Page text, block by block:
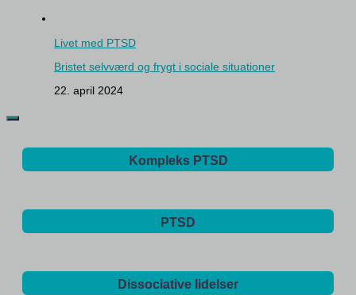
Livet med PTSD
Bristet selvværd og frygt i sociale situationer
22. april 2024
Kompleks PTSD
PTSD
Dissociative lidelser